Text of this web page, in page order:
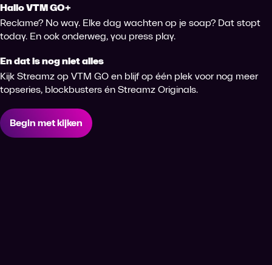
Hallo VTM GO+
Reclame? No way. Elke dag wachten op je soap? Dat stopt
today. En ook onderweg, you press play.
En dat is nog niet alles
Kijk Streamz op VTM GO en blijf op één plek voor nog meer
topseries, blockbusters én Streamz Originals.
Begin met kijken